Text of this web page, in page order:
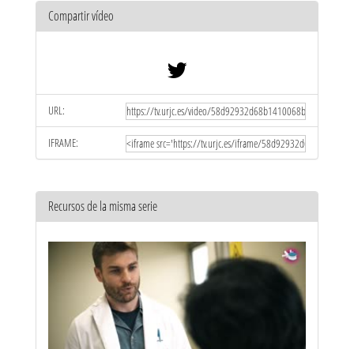
Compartir vídeo
URL:
IFRAME:
Recursos de la misma serie